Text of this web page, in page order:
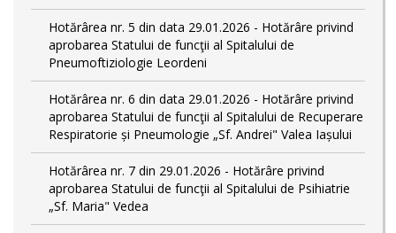
Hotărârea nr. 5 din data 29.01.2026 - Hotărâre privind
aprobarea Statului de funcţii al Spitalului de
Pneumoftiziologie Leordeni
Hotărârea nr. 6 din data 29.01.2026 - Hotărâre privind
aprobarea Statului de funcţii al Spitalului de Recuperare
Respiratorie și Pneumologie „Sf. Andrei" Valea Iașului
Hotărârea nr. 7 din 29.01.2026 - Hotărâre privind
aprobarea Statului de funcţii al Spitalului de Psihiatrie
„Sf. Maria" Vedea